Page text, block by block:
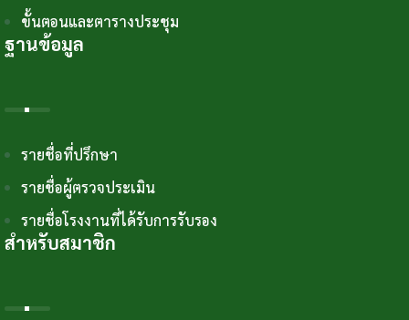
ขั้นตอนและตารางประชุม
ฐานข้อมูล
รายชื่อที่ปรึกษา
รายชื่อผู้ตรวจประเมิน
รายชื่อโรงงานที่ได้รับการรับรอง
สำหรับสมาชิก